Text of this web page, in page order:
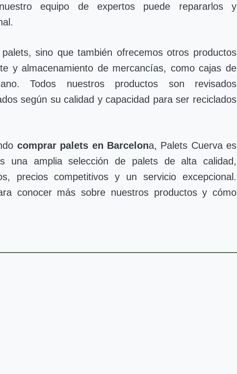
equipo de expertos puede repararlos y
sino que también ofrecemos otros productos
y almacenamiento de mercancías, como cajas de
Todos nuestros productos son revisados
según su calidad y capacidad para ser reciclados
comprar palets en Barcelona, Palets Cuerva es
una amplia selección de palets de alta calidad,
precios competitivos y un servicio excepcional.
conocer más sobre nuestros productos y cómo